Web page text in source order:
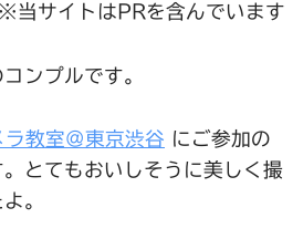
※当サイトはPRを含んでいます
ンプルです。
教室＠東京渋谷 にご参加の
とてもおいしそうに美しく撮
。